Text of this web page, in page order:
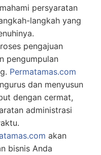
persyaratan
langkah yang
pengajuan
pengumpulan
Permatamas.com
dan menyusun
dengan cermat,
administrasi
akan
bisnis Anda